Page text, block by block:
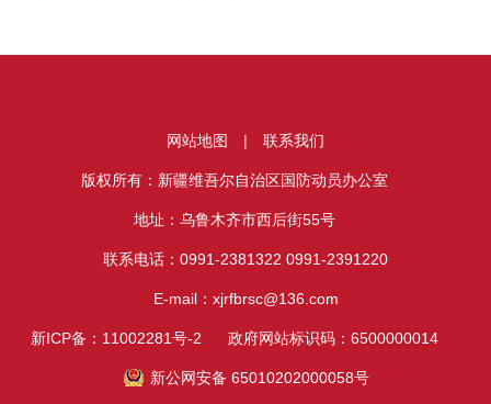
网站地图 | 联系我们
版权所有：新疆维吾尔自治区国防动员办公室
地址：乌鲁木齐市西后街55号
联系电话：0991-2381322 0991-2391220
E-mail：xjrfbrsc@136.com
新ICP备：11002281号-2 政府网站标识码：6500000014
新公网安备 65010202000058号